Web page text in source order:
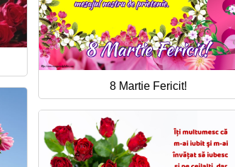
8 Martie Fericit!